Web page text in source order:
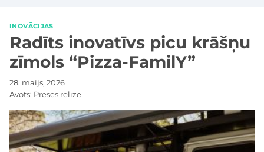
INOVĀCIJAS
Radīts inovatīvs picu krāšņu
zīmols “Pizza-FamilY”
28. maijs, 2026
Avots: Preses relīze